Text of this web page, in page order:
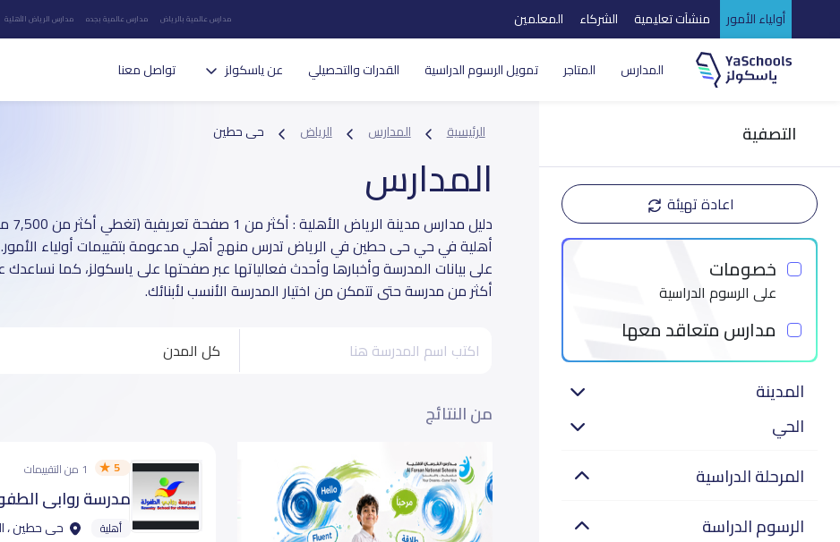
أولياء الأمور منشآت تعليمية الشركاء المعلمين مدارس عالمية بالرياض مدارس عالمية بجده مدارس الرياض الأهلية
المدارس المتاجر تمويل الرسوم الدراسية القدرات والتحصيلي عن ياسكولز تواصل معنا
التصفية
اعادة تهيئة
خصومات
على الرسوم الدراسية
مدارس متعاقد معها
المدينة
الحي
المرحلة الدراسية
الرسوم الدراسة
الرئيسية المدارس الرياض حى حطين
المدارس
دليل
أهلية في حي حى حطين في الرياض تدرس منهج أهلي مدعومة بتقييمات أولياء الأمور.
على بيانات المدرسة وأخبارها وأحدث فعالياتها عبر صفحتها على ياسكولز، كما نساعدك
أكثر من مدرسة حتى تتمكن من اختيار المدرسة الأنسب لأبنائك.
كل المدن
من النتائج
5 1 من التقييمات
مدرسة روابي
أهلية حى حطين ،